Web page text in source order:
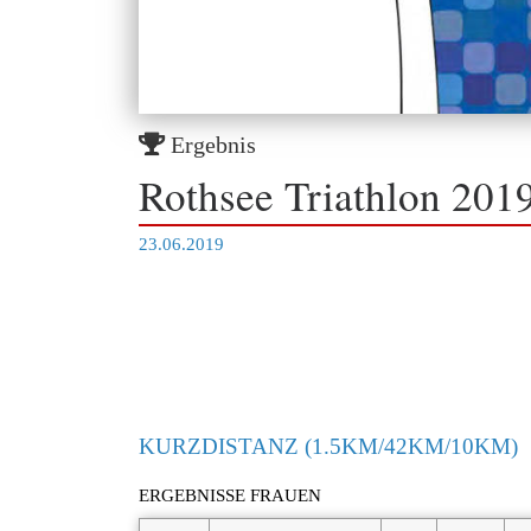
Ergebnis
Rothsee Triathlon
23.06.2019
KURZDISTANZ (1.5KM/42KM/10KM)
ERGEBNISSE FRAUEN